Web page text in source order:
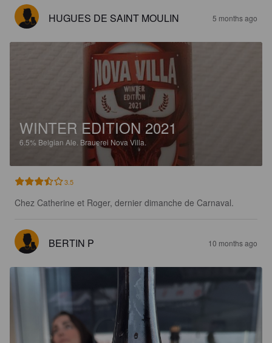
HUGUES DE SAINT MOULIN 5 months ago
WINTER EDITION 2021
6.5% Belgian Ale. Brauerei Nova Villa.
3.5
Chez Catherine et Roger, dernier dimanche de Carnaval.
BERTIN P 10 months ago